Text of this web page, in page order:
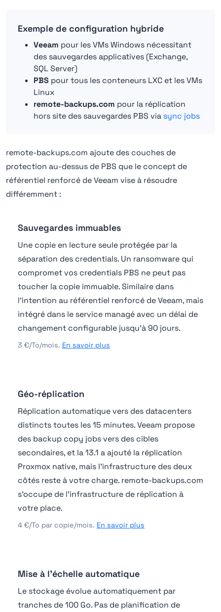
Exemple de configuration hybride
Veeam pour les VMs Windows nécessitant
des sauvegardes applicatives (Exchange,
SQL Server)
PBS pour tous les conteneurs LXC et les VMs
Linux
remote-backups.com pour la réplication
hors site des sauvegardes PBS via sync jobs
remote-backups.com ajoute des couches de
protection au-dessus de PBS que le concept de
référentiel renforcé de Veeam vise à résoudre
différemment :
Sauvegardes immuables
Une copie en lecture seule protégée par la
séparation des credentials. Un ransomware qui
compromet vos credentials PBS ne peut pas
toucher la copie immuable. Similaire dans
l'intention au référentiel renforcé de Veeam, mais
intégré dans le service managé avec un délai de
changement configurable jusqu'à 90 jours.
3 €/To/mois. En savoir plus
Géo-réplication
Réplication automatique vers des datacenters
distincts toutes les 15 minutes. Veeam propose
des backup copy jobs vers des cibles
secondaires, et la 13.1 a ajouté la réplication
Proxmox native, mais l'infrastructure des deux
côtés reste à votre charge. remote-backups.com
s'occupe de l'infrastructure de réplication à
votre place.
4 €/To par copie/mois. En savoir plus
Mise à l'échelle automatique
Le stockage évolue automatiquement par
tranches de 100 Go. Pas de planification de